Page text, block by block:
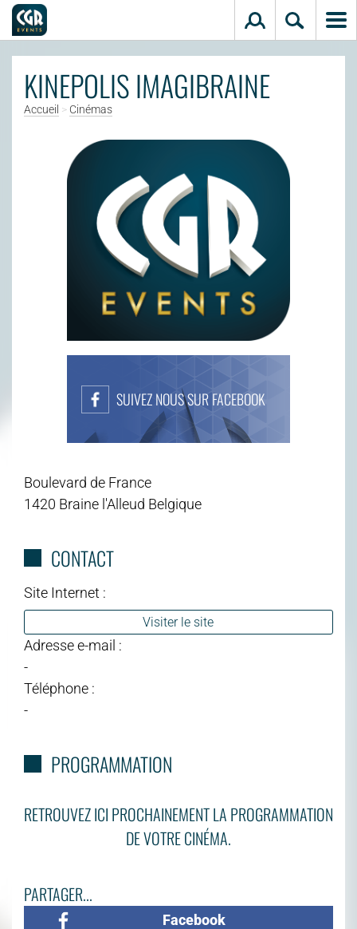
KINEPOLIS IMAGIBRAINE
Accueil > Cinémas
SUIVEZ NOUS SUR FACEBOOK
Boulevard de France
1420 Braine l'Alleud Belgique
CONTACT
Site Internet :
Visiter le site
Adresse e-mail :
-
Téléphone :
-
PROGRAMMATION
RETROUVEZ ICI PROCHAINEMENT LA PROGRAMMATION
DE VOTRE CINÉMA.
PARTAGER...
Facebook